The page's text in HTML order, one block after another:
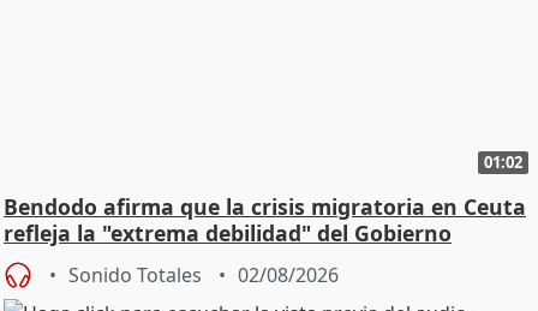
01:02
Bendodo afirma que la crisis migratoria en Ceuta
refleja la "extrema debilidad" del Gobierno
Sonido Totales 02/08/2026